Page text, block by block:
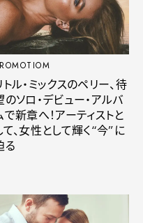
トル・ミックスのペリー、待
のソロ・デビュー・アルバ
で新章へ！アーティストと
て、女性として輝く“今”に
る